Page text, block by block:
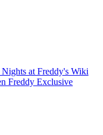
at Freddy's Wiki
Freddy Exclusive